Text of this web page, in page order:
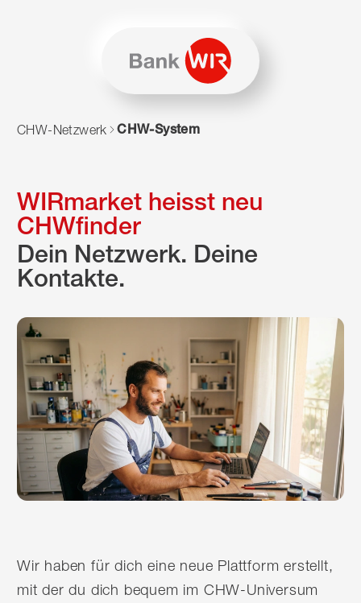
Zum Navigieren dieser Seite wird JavaScript benötigt.
CHW-Netzwerk CHW-System
WIRmarket heisst neu
CHWfinder
Dein Netzwerk. Deine
Kontakte.
Wir haben für dich eine neue Plattform erstellt,
mit der du dich bequem im CHW-Universum